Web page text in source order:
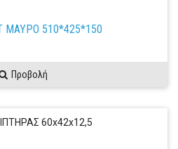
ΜΑΥΡΟ 510*425*150
Προβολή